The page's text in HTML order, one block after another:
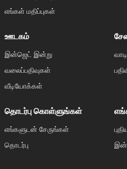
எங்கள் மதிப்புகள்
ஊடகம்
இன்ஜெட் இன்று
வலைப்பதிவுகள்
வீடியோக்கள்
தொடர்பு கொள்ளுங்கள்
எங்களுடன் சேருங்கள்
தொடர்பு